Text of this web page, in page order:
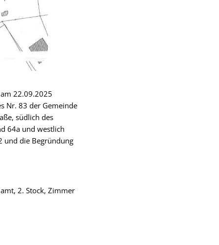
22.09.2025
Nr. 83 der Gemeinde
südlich des
64a und westlich
und die Begründung
2. Stock, Zimmer